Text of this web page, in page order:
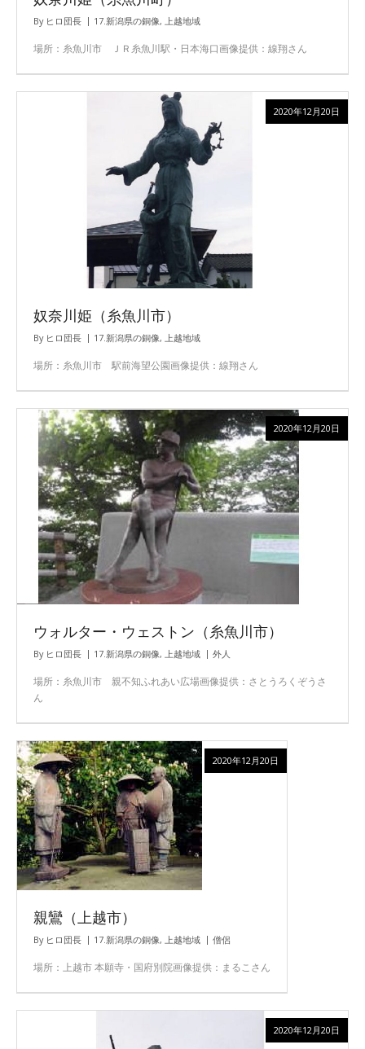
By ヒロ団長 17.新潟県の銅像, 上越地域
場所：糸魚川市 ＪＲ糸魚川駅・日本海口画像提供：線翔さん
奴奈川姫（糸魚川市）
By ヒロ団長 17.新潟県の銅像, 上越地域
場所：糸魚川市 駅前海望公園画像提供：線翔さん
2020年12月20日
ウォルター・ウェストン（糸魚川市）
By ヒロ団長 17.新潟県の銅像, 上越地域 外人
場所：糸魚川市 親不知ふれあい広場画像提供：さとうろくぞうさ
ん
2020年12月20日
親鸞（上越市）
By ヒロ団長 17.新潟県の銅像, 上越地域 僧侶
場所：上越市 本願寺・国府別院画像提供：まるこさん
2020年12月20日
2020年12月20日